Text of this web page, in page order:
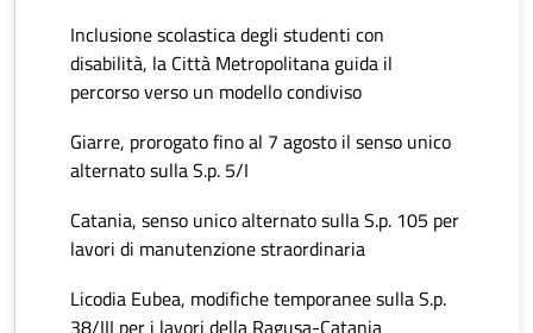
Inclusione scolastica degli studenti con
disabilità, la Città Metropolitana guida il
percorso verso un modello condiviso
Giarre, prorogato fino al 7 agosto il senso unico
alternato sulla S.p. 5/I
Catania, senso unico alternato sulla S.p. 105 per
lavori di manutenzione straordinaria
Licodia Eubea, modifiche temporanee sulla S.p.
38/III per i lavori della Ragusa-Catania